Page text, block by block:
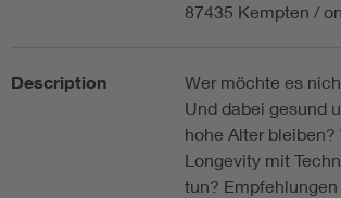
87435 Kempten /
Description
Wer möchte es
Und dabei gesund
hohe Alter bleiben?
Longevity mit
tun?